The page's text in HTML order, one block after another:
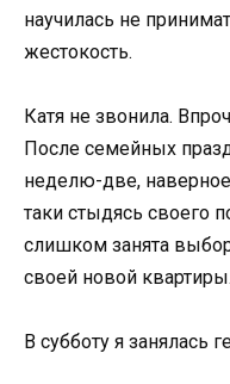
научилась не
жестокость.
Катя не звонила.
После семейных
неделю-две,
таки стыдясь своего
слишком занята
своей новой квартиры.
В субботу я занялась